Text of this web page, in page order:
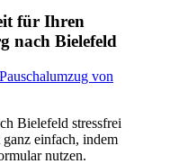
für Ihren
nach Bielefeld
Pauschalumzug von
Bielefeld stressfrei
einfach, indem
nutzen.